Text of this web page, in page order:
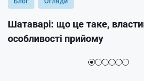
Шатаварі: що це таке,
особливості прийому